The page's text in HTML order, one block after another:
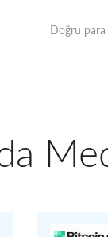
Doğru